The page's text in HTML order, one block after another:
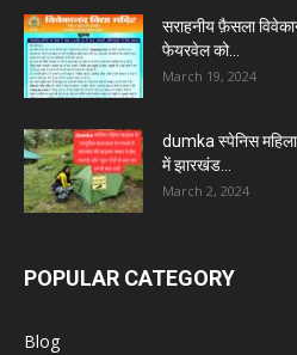
सराहनीय फ़ैसला
फेयरवेल को...
March 19, 2024
dumka स्पेनिस
में झारखंड...
March 2, 2024
POPULAR CATEGORY
Blog